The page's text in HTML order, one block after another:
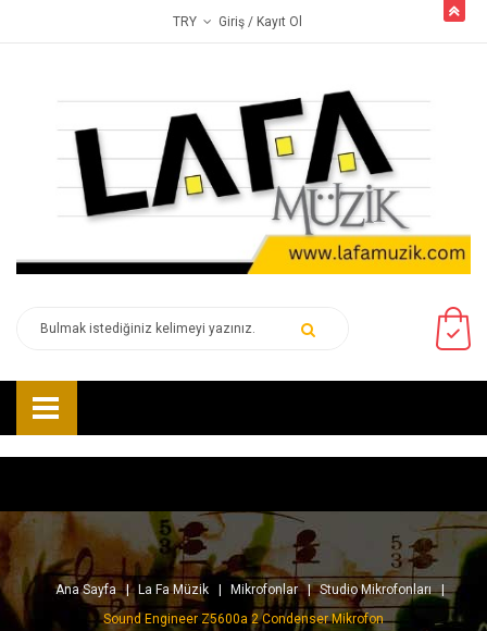
TRY Giriş / Kayıt Ol
Ana Sayfa La Fa Müzik Mikrofonlar
Studio Mikrofonları
Sound Engineer Z5600a 2 Condenser Mikrofon